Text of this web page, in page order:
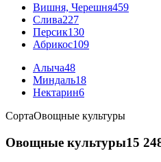
Вишня, Черешня459
Слива227
Персик130
Абрикос109
Алыча48
Миндаль18
Нектарин6
СортаОвощные культуры
Овощные культуры15